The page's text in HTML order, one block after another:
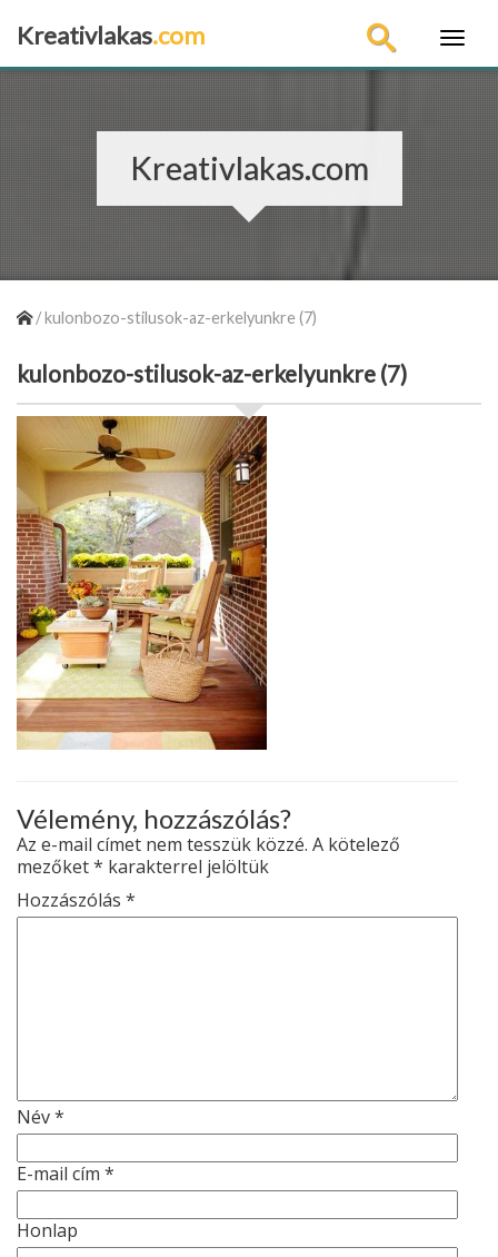
Kreativlakas.com
Kreativlakas.com
/kulonbozo-stilusok-az-erkelyunkre (7)
kulonbozo-stilusok-az-erkelyunkre (7)
Vélemény, hozzászólás?
Az e-mail címet nem tesszük közzé. A kötelező
mezőket* karakterrel jelöltük
Hozzászólás *
Név*
E-mail cím *
Honlap